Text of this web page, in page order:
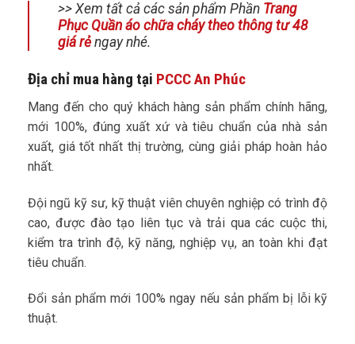
>> Xem tất cả các sản phẩm Phần Trang
Phục Quần áo chữa cháy theo thông tư 48
giá rẻ ngay nhé.
Địa chỉ mua hàng tại PCCC An Phúc
Mang đến cho quý khách hàng sản phẩm chính hãng,
mới 100%, đúng xuất xứ và tiêu chuẩn của nhà sản
xuất, giá tốt nhất thị trường, cùng giải pháp hoàn hảo
nhất.
Đội ngũ kỹ sư, kỹ thuật viên chuyên nghiệp có trình độ
cao, được đào tạo liên tục và trải qua các cuộc thi,
kiểm tra trình độ, kỹ năng, nghiệp vụ, an toàn khi đạt
tiêu chuẩn.
Đổi sản phẩm mới 100% ngay nếu sản phẩm bị lỗi kỹ
thuật.